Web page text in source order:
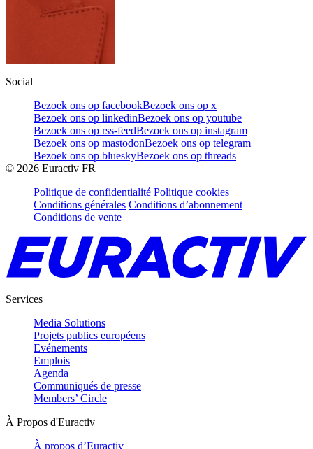
Social
Bezoek ons op facebookBezoek ons op x
Bezoek ons op linkedinBezoek ons op youtube
Bezoek ons op rss-feedBezoek ons op instagram
Bezoek ons op mastodonBezoek ons op telegram
Bezoek ons op blueskyBezoek ons op threads
© 2026 Euractiv FR
Politique de confidentialité Politique cookies
Conditions générales Conditions d’abonnement
Conditions de vente
Services
Media Solutions
Projets publics européens
Evénements
Emplois
Agenda
Communiqués de presse
Members’ Circle
À Propos d'Euractiv
À propos d’Euractiv